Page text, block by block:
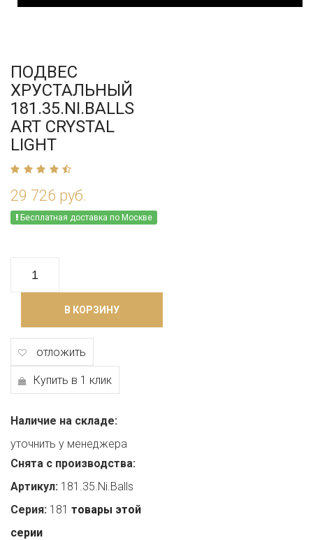
ПОДВЕС
ХРУСТАЛЬНЫЙ
181.35.NI.BALLS
ART CRYSTAL
LIGHT
29 726 руб.
Бесплатная доставка по Москве
В КОРЗИНУ
отложить
Купить в 1 клик
Наличие на складе:
уточнить у менеджера
Снята с производства:
Артикул: 181.35.Ni.Balls
Серия: 181 товары этой
серии